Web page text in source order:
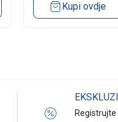
Kupi ovdje